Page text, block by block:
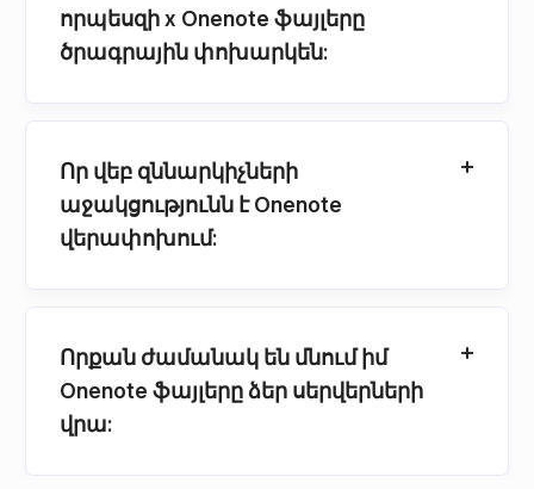
որպեսզի x Onenote ֆայլերը
ծրագրային փոխարկեն:
Որ վեբ զննարկիչների
աջակցությունն է Onenote
վերափոխում:
Որքան ժամանակ են մնում իմ
Onenote ֆայլերը ձեր սերվերների
վրա: